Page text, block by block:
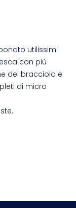
utilissimi
con più
del bracciolo e
di micro